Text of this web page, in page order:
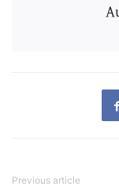
Previous article